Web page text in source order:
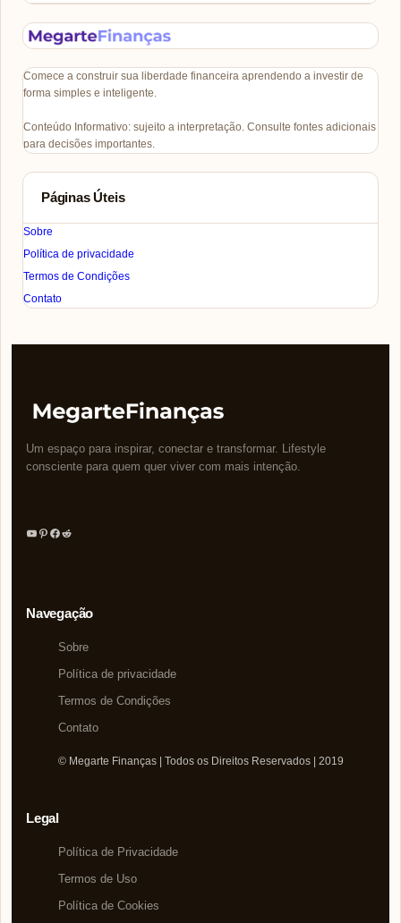
Comece a construir sua liberdade financeira aprendendo a investir de
forma simples e inteligente.
Conteúdo Informativo: sujeito a interpretação. Consulte fontes adicionais
para decisões importantes.
Páginas Úteis
Sobre
Política de privacidade
Termos de Condições
Contato
Um espaço para inspirar, conectar e transformar. Lifestyle
consciente para quem quer viver com mais intenção.
Youtube
Pinterest
Facebook
Reddit
Navegação
Sobre
Política de privacidade
Termos de Condições
Contato
© Megarte Finanças | Todos os Direitos Reservados | 2019
Legal
Política de Privacidade
Termos de Uso
Política de Cookies